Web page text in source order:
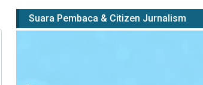
Suara Pembaca & Citizen Jurnalism